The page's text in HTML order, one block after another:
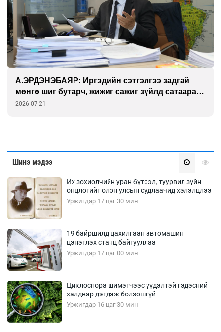
А.ЭРДЭНЭБАЯР: Иргэдийн сэтгэлгээ задгай
мөнгө шиг бутарч, жижиг сажиг зүйлд сатаарах
үед “Нийгмийн гэрээ” дуусгавар болдог
2026-07-21
Шинэ мэдээ
Их зохиолчийн уран бүтээл, туурвил зүйн
онцлогийг олон улсын судлаачид хэлэлцлээ
Уржигдар 17 цаг 30 мин
19 байршилд цахилгаан автомашин
цэнэглэх станц байгууллаа
Уржигдар 17 цаг 00 мин
Циклоспора шимэгчээс үүдэлтэй гэдэсний
халдвар дэгдэж болзошгүй
Уржигдар 16 цаг 30 мин